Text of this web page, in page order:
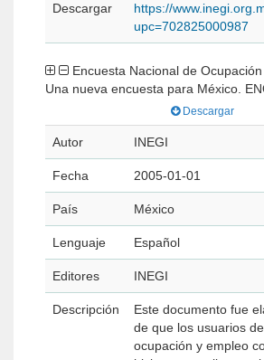
Descargar
https://
upc=702825000987
Una nueva encuesta para México.
Descargar
Autor INEGI
Fecha 2005-01-01
País México
Lenguaje Español
Editores INEGI
Descripción
Este documento fue
de que los usuarios
ocupación y empleo